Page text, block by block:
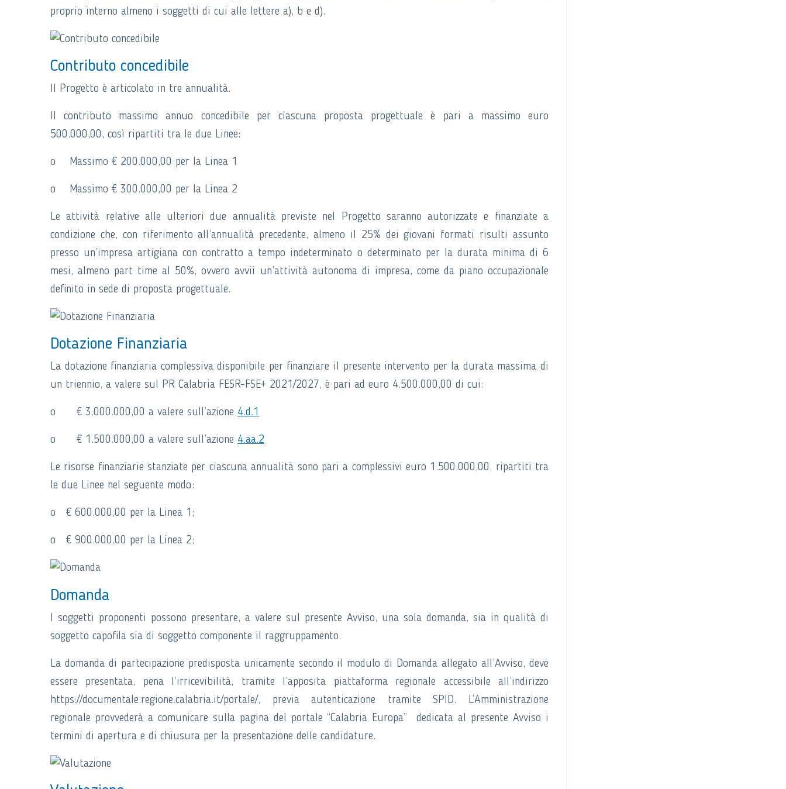
proprio interno almeno i soggetti di cui alle lettere a), b e d).
Contributo concedibile
Il Progetto è articolato in tre annualità.
Il contributo massimo annuo concedibile per ciascuna proposta progettuale è pari a massimo euro
500.000,00, così ripartiti tra le due Linee:
o Massimo € 200.000,00 per la Linea 1
o Massimo € 300.000,00 per la Linea 2
Le attività relative alle ulteriori due annualità previste nel Progetto saranno autorizzate e finanziate a
condizione che, con riferimento all’annualità precedente, almeno il 25% dei giovani formati risulti assunto
presso un’impresa artigiana con contratto a tempo indeterminato o determinato per la durata minima di 6
mesi, almeno part time al 50%, ovvero avvii un’attività autonoma di impresa, come da piano occupazionale
definito in sede di proposta progettuale.
Dotazione Finanziaria
La dotazione finanziaria complessiva disponibile per finanziare il presente intervento per la durata massima di
un triennio, a valere sul PR Calabria FESR-FSE+ 2021/2027, è pari ad euro 4.500.000,00 di cui:
o € 3.000.000,00 a valere sull’azione 4.d.1
o € 1.500.000,00 a valere sull’azione 4.aa.2
Le risorse finanziarie stanziate per ciascuna annualità sono pari a complessivi euro 1.500.000,00, ripartiti tra
le due Linee nel seguente modo:
o € 600.000,00 per la Linea 1;
o € 900.000,00 per la Linea 2;
Domanda
I soggetti proponenti possono presentare, a valere sul presente Avviso, una sola domanda, sia in qualità di
soggetto capofila sia di soggetto componente il raggruppamento.
La domanda di partecipazione predisposta unicamente secondo il modulo di Domanda allegato all’Avviso, deve
essere presentata, pena l’irricevibilità, tramite l’apposita piattaforma regionale accessibile all’indirizzo
https://documentale.regione.calabria.it/portale/, previa autenticazione tramite SPID. L’Amministrazione
regionale provvederà a comunicare sulla pagina del portale “Calabria Europa” dedicata al presente Avviso i
termini di apertura e di chiusura per la presentazione delle candidature.